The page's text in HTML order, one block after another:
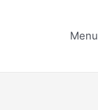
Menu